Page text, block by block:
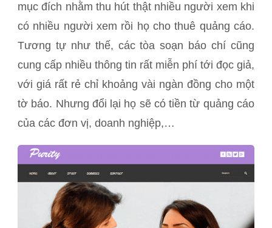
mục đích nhằm thu hút thật nhiều người xem khi
có nhiều người xem rồi họ cho thuê quảng cáo.
Tương tự như thế, các tòa soạn báo chí cũng
cung cấp nhiều thông tin rất miễn phí tới đọc giả,
với giá rất rẻ chỉ khoảng vài ngàn đồng cho một
tờ báo. Nhưng đổi lại họ sẽ có tiền từ quảng cáo
của các đơn vị, doanh nghiệp,…